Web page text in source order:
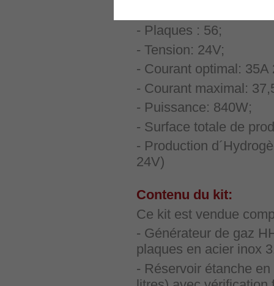
- Plaques : 56;
- Tension: 24V;
- Courant optimal: 35A
- Courant maximal:
- Puissance: 840W;
- Surface totale de
- Production
24V)
Contenu du kit:
Ce kit est vendue
- Générateur de gaz
plaques en acier inox
- Réservoir étanche